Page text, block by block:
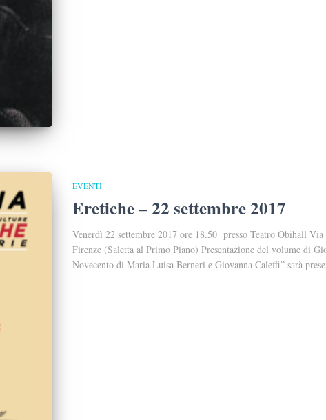
EVENTI
Eretiche – 22 settembre 2017
Venerdì 22 settembre 2017 ore 18.50 presso Teatro Obihall
Firenze (Saletta al Primo Piano) Presentazione del volume di
Novecento di Maria Luisa Berneri e Giovanna Caleffi” sarà